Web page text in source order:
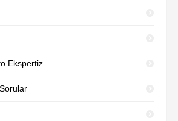
Ekspertiz